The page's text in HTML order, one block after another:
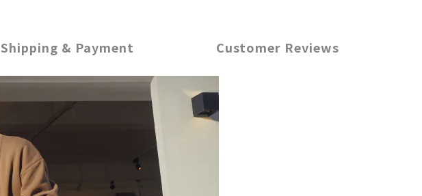
Shipping & Payment Customer Reviews